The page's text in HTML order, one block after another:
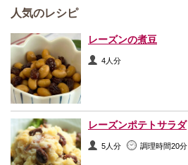
人気のレシピ
レーズンの煮豆
4人分
レーズンポテトサラダ
5人分 調理時間20分